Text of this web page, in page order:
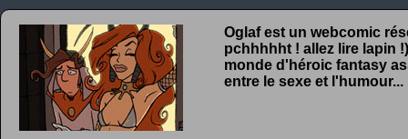
Oglaf est un webcomic
pchhhhht ! allez lire lapin
monde d'héroic fantasy
entre le sexe et l'humour...